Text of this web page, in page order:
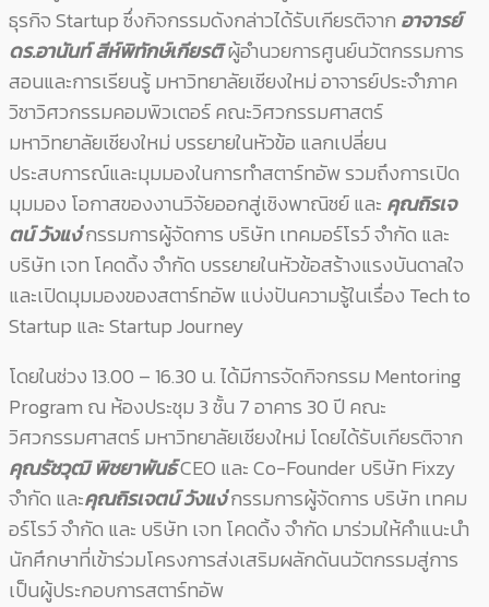
ธุรกิจ Startup ซึ่งกิจกรรมดังกล่าวได้รับเกียรติจาก อาจารย์
ดร.อานันท์ สีห์พิทักษ์เกียรติผู้อำนวยการศูนย์นวัตกรรมการ
สอนและการเรียนรู้ มหาวิทยาลัยเชียงใหม่ อาจารย์ประจำภาค
วิชาวิศวกรรมคอมพิวเตอร์ คณะวิศวกรรมศาสตร์
มหาวิทยาลัยเชียงใหม่ บรรยายในหัวข้อ แลกเปลี่ยน
ประสบการณ์และมุมมองในการทำสตาร์ทอัพ รวมถึงการเปิด
มุมมอง โอกาสของงานวิจัยออกสู่เชิงพาณิชย์ และ คุณถิรเจ
ตน์ วังแง่กรรมการผู้จัดการ บริษัท เทคมอร์โรว์ จำกัด และ
บริษัท เจท โคดดิ้ง จำกัด บรรยายในหัวข้อสร้างแรงบันดาลใจ
และเปิดมุมมองของสตาร์ทอัพ แบ่งปันความรู้ในเรื่อง Tech to
Startup และ Startup Journey
โดยในช่วง 13.00 – 16.30 น. ได้มีการจัดกิจกรรม Mentoring
Program ณ ห้องประชุม 3 ชั้น 7 อาคาร 30 ปี คณะ
วิศวกรรมศาสตร์ มหาวิทยาลัยเชียงใหม่ โดยได้รับเกียรติจาก
คุณรัชวุฒิ พิชยาพันธ์CEO และ Co-Founder บริษัท Fixzy
จำกัด และคุณถิรเจตน์ วังแง่กรรมการผู้จัดการ บริษัท เทคม
อร์โรว์ จำกัด และ บริษัท เจท โคดดิ้ง จำกัด มาร่วมให้คำแนะนำ
นักศึกษาที่เข้าร่วมโครงการส่งเสริมผลักดันนวัตกรรมสู่การ
เป็นผู้ประกอบการสตาร์ทอัพ